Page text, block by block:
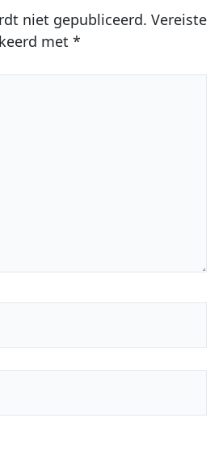
niet gepubliceerd. Vereiste
met *